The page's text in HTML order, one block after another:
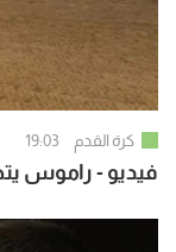
كرة القدم 19:03
فيديو - راموس